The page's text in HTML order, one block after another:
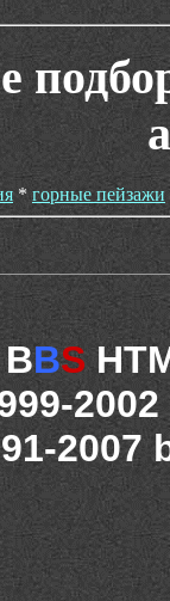
*горные пейзажи
BS
2007